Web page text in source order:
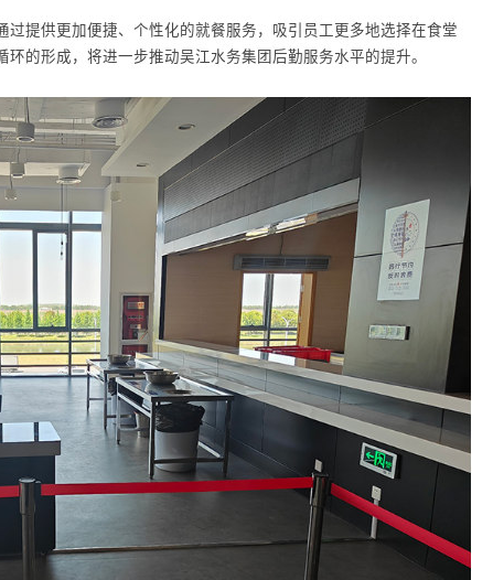
提供更加便捷、个性化的就餐服务，吸引员工更多地选择在食堂
的形成，将进一步推动吴江水务集团后勤服务水平的提升。